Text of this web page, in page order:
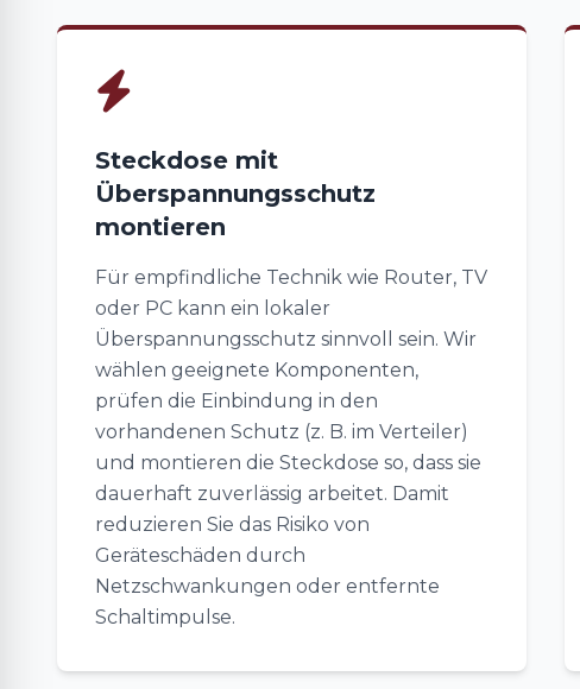
Steckdose mit
Überspannungsschutz
montieren
Für empfindliche Technik wie Router, TV
oder PC kann ein lokaler
Überspannungsschutz sinnvoll sein. Wir
wählen geeignete Komponenten,
prüfen die Einbindung in den
vorhandenen Schutz (z. B. im Verteiler)
und montieren die Steckdose so, dass sie
dauerhaft zuverlässig arbeitet. Damit
reduzieren Sie das Risiko von
Geräteschäden durch
Netzschwankungen oder entfernte
Schaltimpulse.